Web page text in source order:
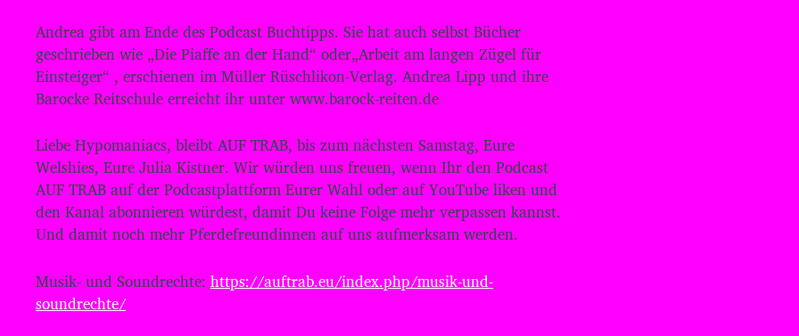
ä
r
k
e
e
g
e
l
n
.
Andrea gibt am Ende des Podcast Buchtipps. Sie hat auch selbst Bücher
geschrieben wie „Die Piaffe an der Hand“ oder„Arbeit am langen Zügel für
Einsteiger“ , erschienen im Müller Rüschlikon-Verlag. Andrea Lipp und ihre
Barocke Reitschule erreicht ihr unter www.barock-reiten.de
Liebe Hypomaniacs, bleibt AUF TRAB, bis zum nächsten Samstag, Eure
Welshies, Eure Julia Kistner. Wir würden uns freuen, wenn Ihr den Podcast
AUF TRAB auf der Podcastplattform Eurer Wahl oder auf YouTube liken und
den Kanal abonnieren würdest, damit Du keine Folge mehr verpassen kannst.
Und damit noch mehr Pferdefreundinnen auf uns aufmerksam werden.
Musik- und Soundrechte: https://auftrab.eu/index.php/musik-und-
soundrechte/